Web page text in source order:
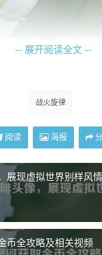
高，每一次扣动扳
目标，强大的火力
论是近距离的激烈
应对自如，它还具
的设计让玩家在战
-- 展开阅读全文 --
战火旋律
阅读 海报
展现虚拟世界别样风情
币全攻略及相关视频